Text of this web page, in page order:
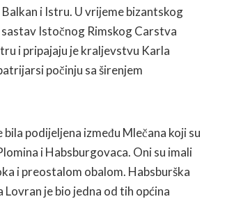
i Istru. U vrijeme bizantskog
Istočnog Rimskog Carstva
i pripajaju je kraljevstvu Karla
počinju sa širenjem
podijeljena između Mlečana koji su
i Habsburgovaca. Oni su imali
i preostalom obalom. Habsburška
je bio jedna od tih općina